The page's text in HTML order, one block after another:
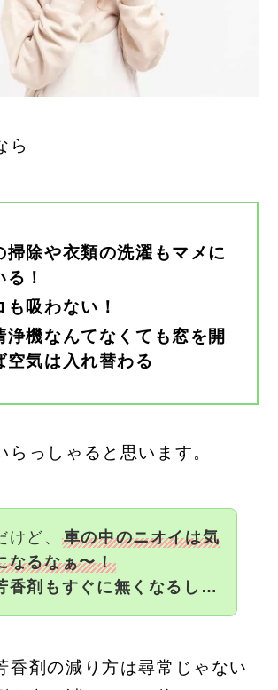
ら
掃除や衣類の洗濯もマメに
る！
も吸わない！
浄機なんてなくても窓を開
空気は入れ替わる
らっしゃると思います。
けど、 車の中のニオイは気
なるなぁ〜！
香剤もすぐに無くなるし…
香剤の減り方は尋常じゃない